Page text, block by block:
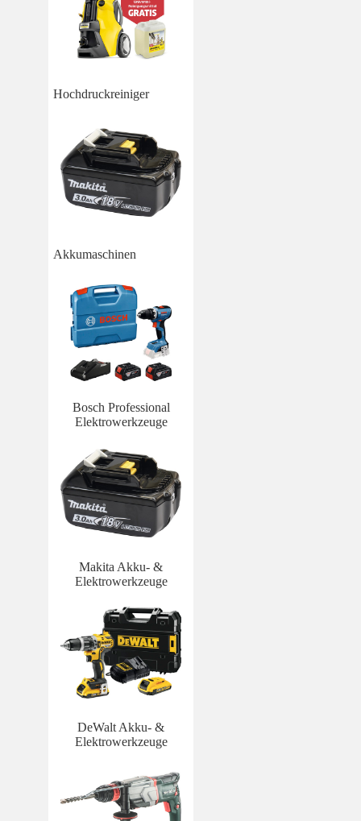
Hochdruckreiniger
Akkumaschinen
Bosch Professional
Elektrowerkzeuge
Makita Akku- &
Elektrowerkzeuge
DeWalt Akku- &
Elektrowerkzeuge